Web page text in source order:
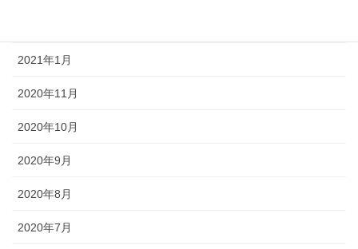
2021年1月
2020年11月
2020年10月
2020年9月
2020年8月
2020年7月